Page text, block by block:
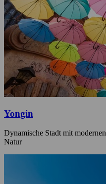
Yongin
Dynamische Stadt mit
Natur